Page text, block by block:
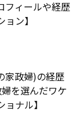
フィールや経歴
ン】
家政婦)の経歴
を選んだワケ
ナル】